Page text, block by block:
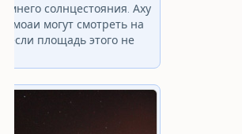
солнцестояния. Аху
моаи могут смотреть на
если площадь этого не